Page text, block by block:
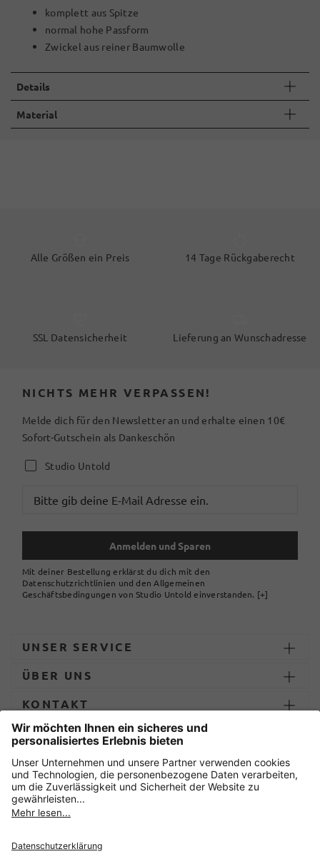
komplett aus Spitze
normal hohe Passform
Zwickel aus reiner Baumwolle
Details
Material
Alle Größen ein Preis 14 Tage Rückgaberecht
SSL Datensicherheit Lieferung an Wunschadresse
NICHTS MEHR VERPASSEN!
Melde dich für den Newsletter an und erhalte einen 10€
Sofort-Gutschein als Dankeschön
Studio Untold
Anmelden und Sparen
Mit deiner Bestellung erklärst du dich mit den
Datenschutzrichtlinien und den Allgemeinen
Geschäftsbedingungen von Studio Untold einverstanden. [+]
UNSER SERVICE
ÜBER UNS
KONTAKT
ZAHLUNG UND LIEFERUNG
Sicher einkaufen mit